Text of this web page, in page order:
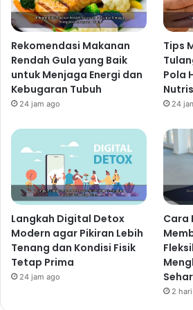
sepertivinaigrettelemon atau
mempercepat proses, kamu
sayuran siap potong yang
Salad ini kaya akan vitamin,
memberikan rasa kenyang yang
Variasi Salad
Coba tambahkan biji-bijian seperti
atau labu untuk menambah nutrisi
Gunakan berbagai jenis selada
warna.
Jangan takut bereksperimen
jenisdressingsehat.
3. Sup Sayuran
Sup sayuran adalah menu
yang mudah dibuat dan sangat
Rekomendasi Makanan
Rendah Gula yang Baik
untuk Menjaga Energi dan
Kebugaran Tubuh
24 jam ago
Tips
Pola
24
Langkah Digital Detox
Modern agar Pikiran Lebih
Tenang dan Kondisi Fisik
Tetap Prima
24 jam ago
Cara
2